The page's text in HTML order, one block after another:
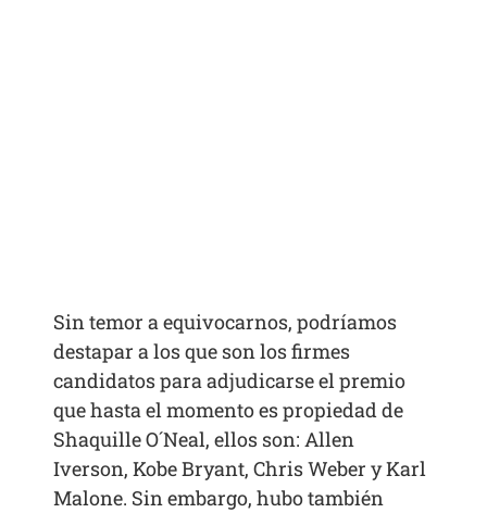
Sin temor a equivocarnos, podríamos
destapar a los que son los firmes
candidatos para adjudicarse el premio
que hasta el momento es propiedad de
Shaquille O´Neal, ellos son: Allen
Iverson, Kobe Bryant, Chris Weber y Karl
Malone. Sin embargo, hubo también